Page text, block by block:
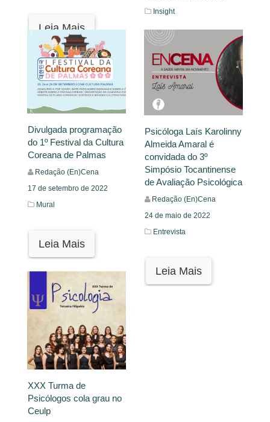
Leia Mais
Insight
Leia Mais
Divulgada programação
do 1º Festival da Cultura
Coreana de Palmas
Redação (En)Cena
17 de setembro de 2022
Mural
Leia Mais
Psicóloga Laís Karolinny
Almeida Amaral é
convidada do 3º
Simpósio Tocantinense
de Avaliação Psicológica
Redação (En)Cena
24 de maio de 2022
Entrevista
Leia Mais
XXX Turma de
Psicólogos cola grau no
Ceulp